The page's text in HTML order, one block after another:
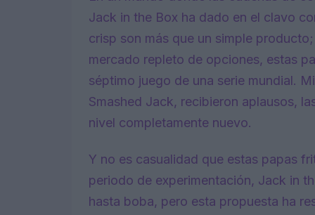
Jack in the Box ha dado en el clavo
crisp son más que un simple
mercado repleto de opciones, estas
séptimo juego de una serie mundial.
Smashed Jack, recibieron aplausos,
nivel completamente nuevo.
Y no es casualidad que estas papas
periodo de experimentación, Jack in
hasta boba, pero esta propuesta ha